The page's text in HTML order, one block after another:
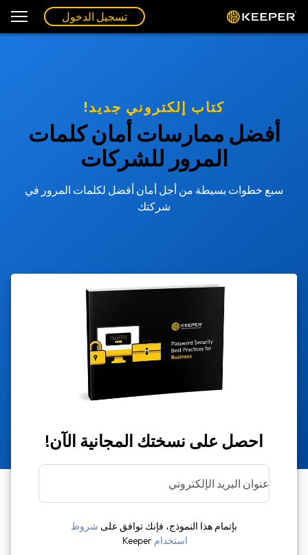
تسجيل الدخول
كتاب إلكتروني جديد!
أفضل ممارسات أمان كلمات
المرور للشركات
سبع خطوات بسيطة من أجل أمان أفضل لكلمات المرور في
شركتك
احصل على نسختك المجانية الآن!
عنوان البريد الإلكتروني
بإتمام هذا النموذج، فإنك توافق على شروط
استخدام